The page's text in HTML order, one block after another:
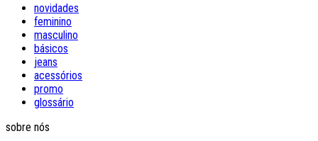
novidades
feminino
masculino
básicos
jeans
acessórios
promo
glossário
sobre nós